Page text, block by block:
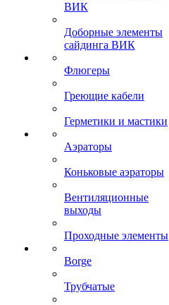
ВИК
Доборные элементы
сайдинга ВИК
Флюгеры
Греющие кабели
Герметики и мастики
Аэраторы
Коньковые аэраторы
Вентиляционные
выходы
Проходные элементы
Borge
Трубчатые